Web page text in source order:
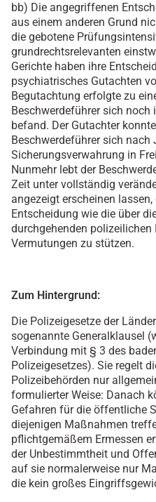
bb) Die angegriffenen
aus einem anderen Grund
die gebotene
grundrechtsrelevanten
Gerichte haben ihre
psychiatrisches Gutachten
Begutachtung erfolgte zu
Beschwerdeführer sich
befand. Der Gutachter
Beschwerdeführer sich
Sicherungsverwahrung in
Nunmehr lebt der
Zeit unter vollständig
angezeigt erscheinen
Entscheidung wie die über
durchgehenden
Vermutungen zu stützen.
Zum Hintergrund:
Die Polizeigesetze der
sogenannte Generalklausel
Verbindung mit § 3 des
Polizeigesetzes). Sie regelt
Polizeibehörden nur
formulierter Weise: Danach
Gefahren für die öffentliche
diejenigen Maßnahmen
pflichtgemäßem Ermessen
der Unbestimmtheit und
auf sie normalerweise nur
die kein großes